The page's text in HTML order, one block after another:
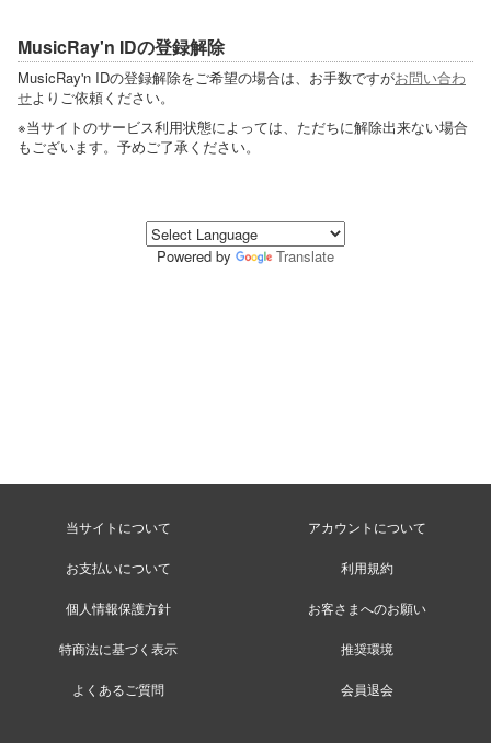
MusicRay'n IDの登録解除
MusicRay'n IDの登録解除をご希望の場合は、お手数ですがお問い合わ
せよりご依頼ください。
※当サイトのサービス利用状態によっては、ただちに解除出来ない場合
もございます。予めご了承ください。
Powered by Translate
当サイトについて アカウントについて
お支払いについて 利用規約
個人情報保護方針 お客さまへのお願い
特商法に基づく表示 推奨環境
よくあるご質問 会員退会